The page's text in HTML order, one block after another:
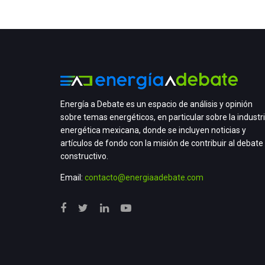
Energía a Debate es un espacio de análisis y opinión
sobre temas energéticos, en particular sobre la
energética mexicana, donde se incluyen noticias y
artículos de fondo con la misión de contribuir al debate
constructivo.
Email: contacto@energiaadebate.com